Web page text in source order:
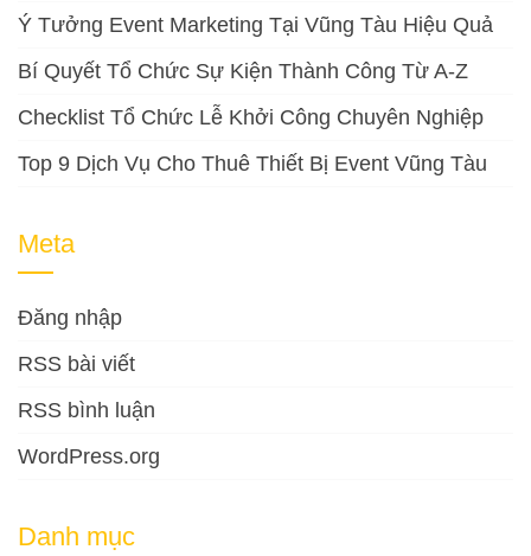
Ý Tưởng Event Marketing Tại Vũng Tàu Hiệu Quả
Bí Quyết Tổ Chức Sự Kiện Thành Công Từ A-Z
Checklist Tổ Chức Lễ Khởi Công Chuyên Nghiệp
Top 9 Dịch Vụ Cho Thuê Thiết Bị Event Vũng Tàu
Meta
Đăng nhập
RSS bài viết
RSS bình luận
WordPress.org
Danh mục